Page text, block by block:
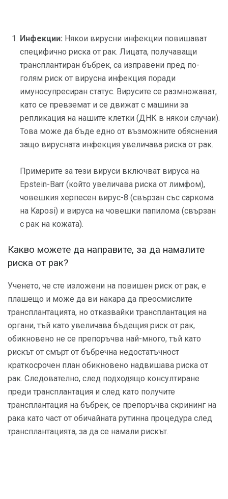
Инфекции: Някои вирусни инфекции повишават
специфично риска от рак. Лицата, получаващи
трансплантиран бъбрек, са изправени пред по-
голям риск от вирусна инфекция поради
имуносупресиран статус. Вирусите се размножават,
като се превземат и се движат с машини за
репликация на нашите клетки (ДНК в някои случаи).
Това може да бъде едно от възможните обяснения
защо вирусната инфекция увеличава риска от рак.
Примерите за тези вируси включват вируса на
Epstein-Barr (който увеличава риска от лимфом),
човешкия херпесен вирус-8 (свързан със саркома
на Kaposi) и вируса на човешки папилома (свързан
с рак на кожата).
Какво можете да направите, за да намалите
риска от рак?
Ученето, че сте изложени на повишен риск от рак, е
плашещо и може да ви накара да преосмислите
трансплантацията, но отказвайки трансплантация на
органи, тъй като увеличава бъдещия риск от рак,
обикновено не се препоръчва най-много, тъй като
рискът от смърт от бъбречна недостатъчност
краткосрочен план обикновено надвишава риска от
рак. Следователно, след подходящо консултиране
преди трансплантация и след като получите
трансплантация на бъбрек, се препоръчва скрининг на
рака като част от обичайната рутинна процедура след
трансплантацията, за да се намали рискът.